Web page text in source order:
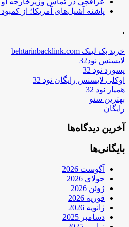
پاشنه آشیل‌های آمریکا؛ از
.
خرید بک لینک behtarinbacklink.com
لایسنس نود32
پسورد نود 32
اوکلی لایسنس رایگان نود 32
همیار نود 32
بهترین سئو
رایگان
آخرین دیدگاه‌ها
بایگانی‌ها
آگوست 2026
جولای 2026
ژوئن 2026
فوریه 2026
ژانویه 2026
دسامبر 2025